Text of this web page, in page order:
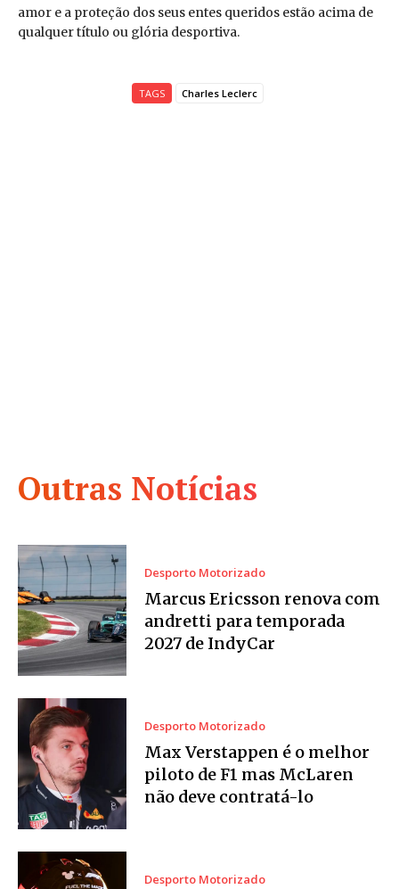
Outras Notícias
Desporto Motorizado
Marcus Ericsson renova com
andretti para temporada
2027 de IndyCar
Desporto Motorizado
Max Verstappen é o melhor
piloto de F1 mas McLaren
não deve contratá-lo
Desporto Motorizado
amor e a proteção dos seus entes queridos estão acima de
qualquer título ou glória desportiva.
TAGS Charles Leclerc